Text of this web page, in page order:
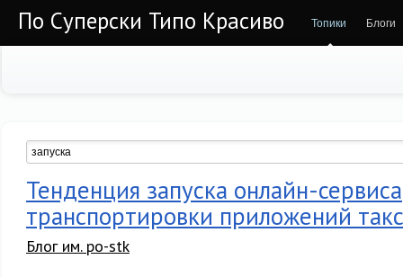
По Суперски Типо Красиво Топики Блоги
Тенденция запуска онлайн-сервиса
транспортировки приложений
Блог им. po-stk